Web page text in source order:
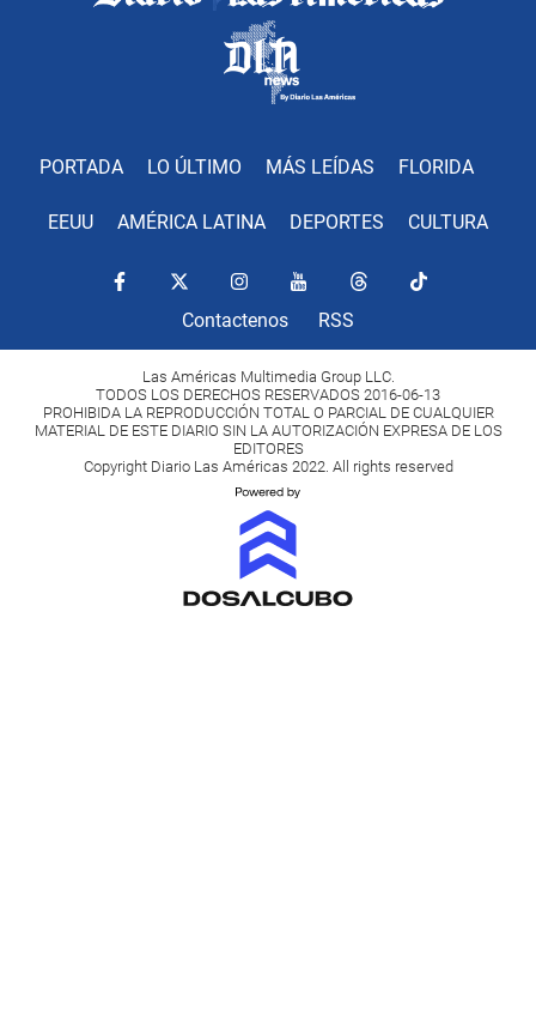
PORTADA LO ÚLTIMO MÁS LEÍDAS FLORIDA
EEUU AMÉRICA LATINA DEPORTES CULTURA
Contactenos RSS
Las Américas Multimedia Group LLC.
TODOS LOS DERECHOS RESERVADOS 2016-06-13
PROHIBIDA LA REPRODUCCIÓN TOTAL O PARCIAL DE CUALQUIER
MATERIAL DE ESTE DIARIO SIN LA AUTORIZACIÓN EXPRESA DE LOS
EDITORES
Copyright Diario Las Américas 2022. All rights reserved